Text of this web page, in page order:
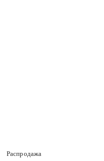
Распродажа